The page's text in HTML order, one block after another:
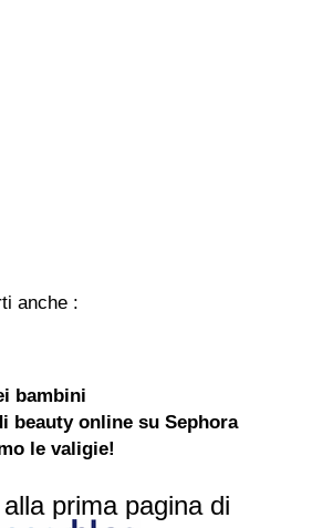
anche :
bambini
beauty online su Sephora
le valigie!
prima pagina di